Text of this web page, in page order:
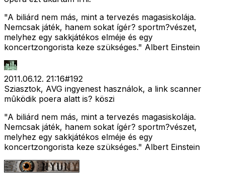
"A biliárd nem más, mint a tervezés magasiskolája.
Nemcsak játék, hanem sokat ígér? sportm?vészet,
melyhez egy sakkjátékos elméje és egy
koncertzongorista keze szükséges." Albert Einstein
2011.06.12. 21:16#192
Sziasztok, AVG ingyenest használok, a link scanner
mûködik poera alatt is? köszi
"A biliárd nem más, mint a tervezés magasiskolája.
Nemcsak játék, hanem sokat ígér? sportm?vészet,
melyhez egy sakkjátékos elméje és egy
koncertzongorista keze szükséges." Albert Einstein